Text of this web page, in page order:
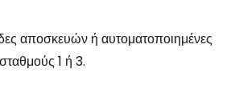
αποσκευών ή αυτοματοποιημένες
1 ή 3.